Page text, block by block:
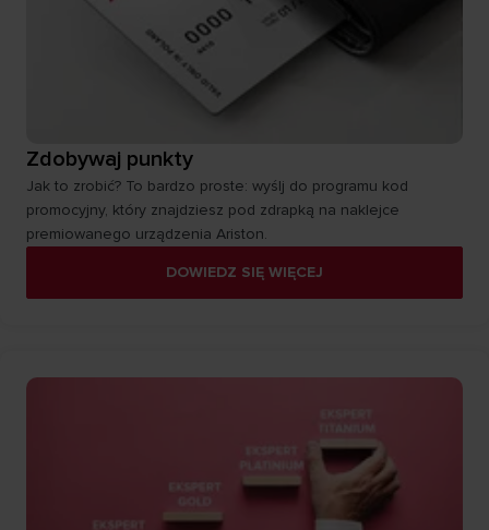
Zdobywaj punkty
Jak to zrobić? To bardzo proste: wyślj do programu kod
promocyjny, który znajdziesz pod zdrapką na naklejce
premiowanego urządzenia Ariston.
DOWIEDZ SIĘ WIĘCEJ